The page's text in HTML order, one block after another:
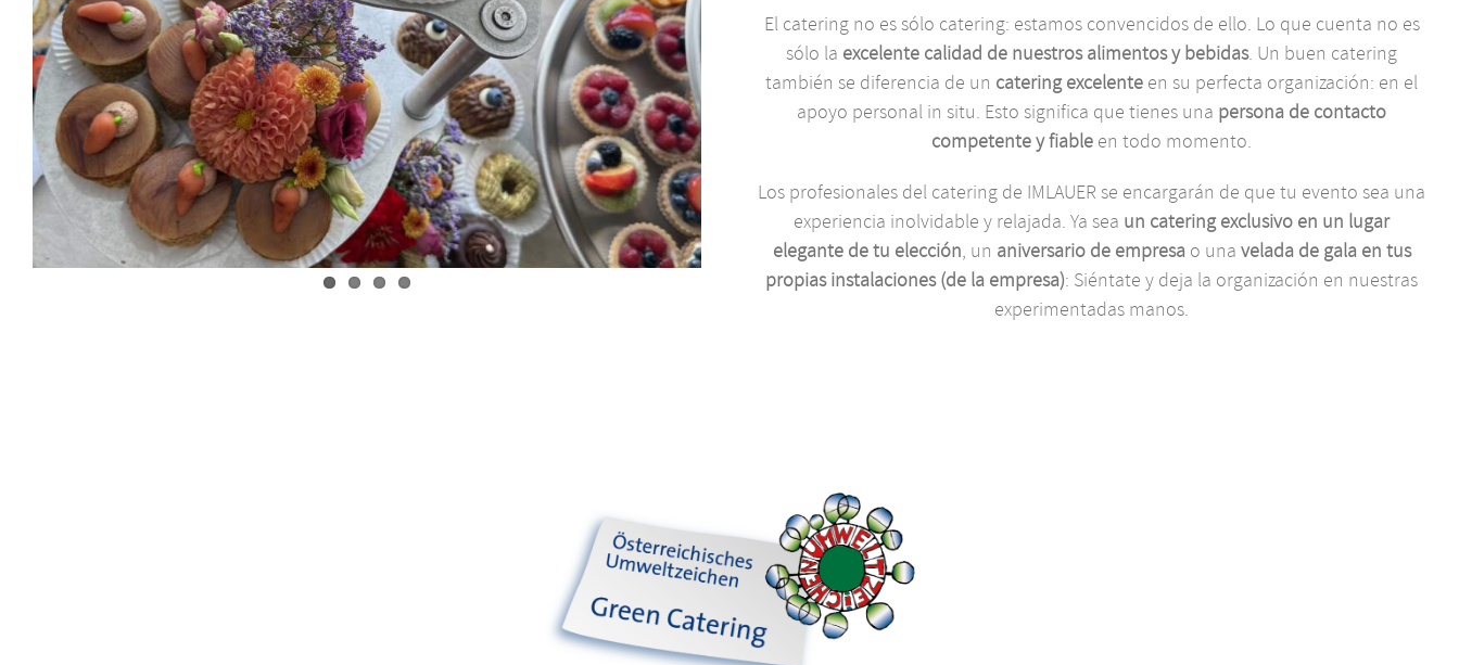
El catering no es sólo catering: estamos convencidos de ello. Lo que cuenta no es
sólo la excelente calidad de nuestros alimentos y bebidas. Un buen catering
también se diferencia de un catering excelente en su perfecta organización: en el
apoyo personal in situ. Esto significa que tienes una persona de contacto
competente y fiable en todo momento.
Los profesionales del catering de IMLAUER se encargarán de que tu evento sea una
experiencia inolvidable y relajada. Ya sea un catering exclusivo en un lugar
elegante de tu elección , un aniversario de empresao una velada de gala en tus
propias instalaciones (de la empresa): Siéntate y deja la organización en nuestras
experimentadas manos.